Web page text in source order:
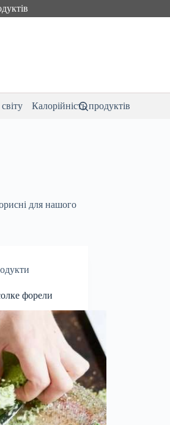
Калорійність продуктів
для нашого
форели